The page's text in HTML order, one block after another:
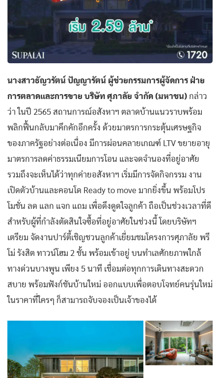
นางสาวธัญวรัตน์ ปัญญารัตน์ ผู้ช่วยกรรมการผู้จัดการ ฝ่าย
การตลาดและการขาย บริษัท ศุภาลัย จำกัด (มหาชน) กล่าว
ว่า ในปี 2565 สถานการณ์อสังหาฯ ตลาดบ้านแนวราบพร้อม
พลิกฟื้นกลับมาคึกคักอีกครั้ง ด้วยมาตรการกระตุ้นเศรษฐกิจ
ของภาครัฐอย่างต่อเนื่อง มีการผ่อนคลายเกณฑ์ LTV ขยายอายุ
มาตรการลดค่าธรรมเนียมการโอน และจดจำนองที่อยู่อาศัย
รวมถึงจะเห็นได้ว่าทุกค่ายอสังหาฯ เริ่มมีการจัดกิจกรรม งาน
เปิดตัวบ้านและคอนโด Ready to move มากยิ่งขึ้น พร้อมโปร
โมชั่น ลด แลก แจก แถม เพื่อดึงดูดใจลูกค้า ถือเป็นช่วงเวลาที่ดี
สำหรับผู้ที่กำลังตัดสินใจซื้อที่อยู่อาศัยในช่วงนี้ โดยบริษัทฯ
เตรียม จัดงานปาร์ตี้เชิญชวนลูกค้าเยี่ยมชมโครงการศุภาลัย พรี
โม่ รังสิต ทาวน์โฮม 2 ชั้น พร้อมเข้าอยู่ บนทำเลศักยภาพใกล้
ทางด่วนบางพูน เพียง 5 นาที เชื่อมต่อทุกการเดินทางสะดวก
สบาย พร้อมฟังก์ชันบ้านใหม่ ออกแบบเพื่อตอบโจทย์คนรุ่นใหม่
ในราคาที่ใครๆ ก็สามารถจับจองเป็นเจ้าของได้